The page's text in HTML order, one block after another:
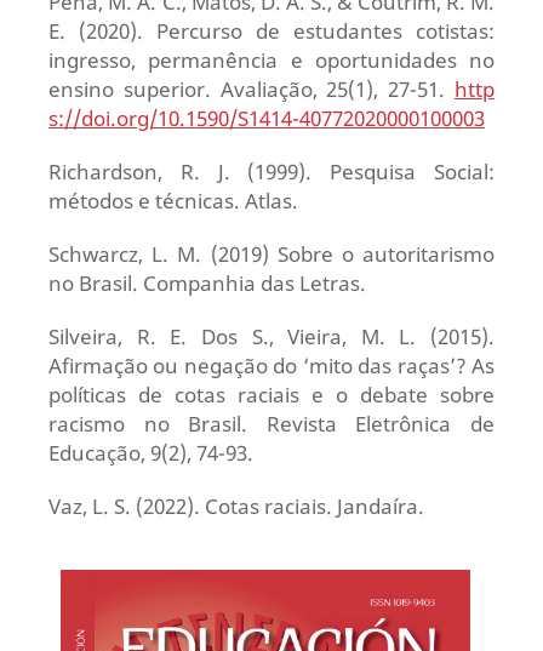
E. (2020). Percurso de estudantes cotistas:
ingresso, permanência e oportunidades no
ensino superior. Avaliação, 25(1), 27-51. http
s://doi.org/10.1590/S1414-40772020000100003
Richardson, R. J. (1999). Pesquisa Social:
métodos e técnicas. Atlas.
Schwarcz, L. M. (2019) Sobre o autoritarismo
no Brasil. Companhia das Letras.
Silveira, R. E. Dos S., Vieira, M. L. (2015).
Afirmação ou negação do ‘mito das raças’? As
políticas de cotas raciais e o debate sobre
racismo no Brasil. Revista Eletrônica de
Educação, 9(2), 74-93.
Vaz, L. S. (2022). Cotas raciais. Jandaíra.